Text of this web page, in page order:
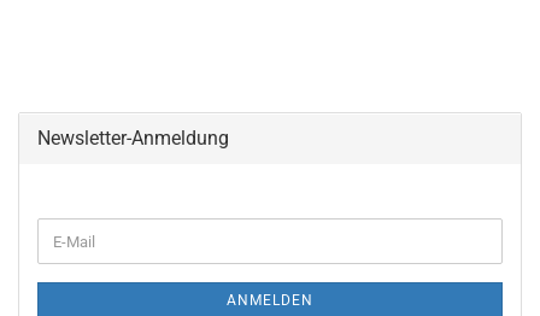
Newsletter-Anmeldung
E-
Mail
ANMELDEN